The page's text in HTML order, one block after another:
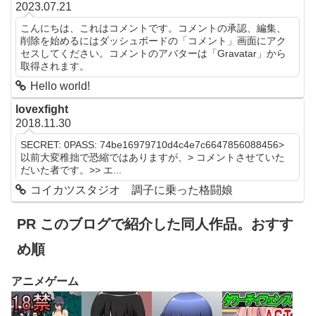
2023.07.21
こんにちは、これはコメントです。コメントの承認、編集、
削除を始めるにはダッシュボードの「コメント」画面にアク
セスしてください。コメントのアバターは「Gravatar」から
取得されます。
Hello world!
lovexfight
2018.11.30
SECRET: 0PASS: 74be16979710d4c4e7c6647856088456>
以前大変稚拙で恐縮ではありますが、> コメントさせていた
だいた者です。>> エ...
コイカツスタジオ 調子に乗った格闘娘
PR このブログで紹介した同人作品。おすす
め順
アニメゲーム